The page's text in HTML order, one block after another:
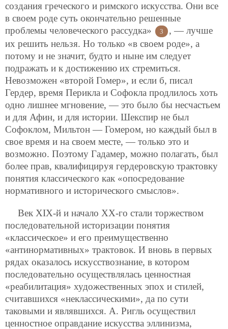
создания греческого и римского искусства. Они все
в своем роде суть окончательно решенные
проблемы человеческого рассудка»
3
, — лучше
их решить нельзя. Но только «в своем роде», а
потому и не значит, будто и ныне им следует
подражать и к достижению их стремиться.
Невозможен «второй Гомер», и если б, писал
Гердер, время Перикла и Софокла продлилось хоть
одно лишнее мгновение, — это было бы несчастьем
и для Афин, и для истории. Шекспир не был
Софоклом, Мильтон — Гомером, но каждый был в
свое время и на своем месте, — только это и
возможно. Поэтому Гадамер, можно полагать, был
более прав, квалифицируя гердеровскую трактовку
понятия классического как «опосредование
нормативного и исторического смыслов».
Век XIX-й и начало XX-го стали торжеством
последовательной историзации понятия
«классическое» и его преимущественно
«антинормативных» трактовок. И вновь в первых
рядах оказалось искусствознание, в котором
последовательно осуществлялась ценностная
«реабилитация» художественных эпох и стилей,
считавшихся «неклассическими», да по сути
таковыми и являвшихся. А. Ригль осуществил
ценностное оправдание искусства эллинизма,